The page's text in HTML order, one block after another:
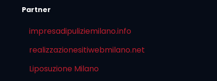
Partner
impresadipuliziemilano.info
realizzazionesitiwebmilano.net
Liposuzione Milano